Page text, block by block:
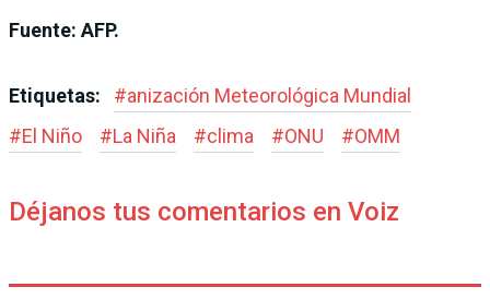
Fuente: AFP.
Etiquetas: #anización Meteorológica Mundial
#El Niño #La Niña #clima #ONU #OMM
Déjanos tus comentarios en Voiz